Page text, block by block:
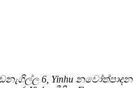
6, Yinhu නවෝත්පාදන